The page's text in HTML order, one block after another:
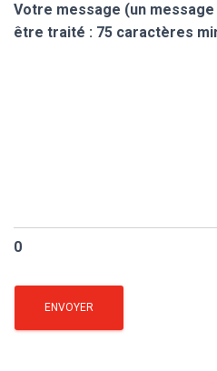
Votre message (un
être traité : 75 caractères
0